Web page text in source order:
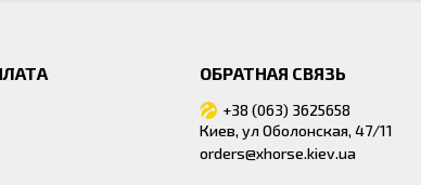
ОБРАТНАЯ СВЯЗЬ
+38 (063) 3625658
Киев, ул Оболонская, 47/11
orders@xhorse.kiev.ua